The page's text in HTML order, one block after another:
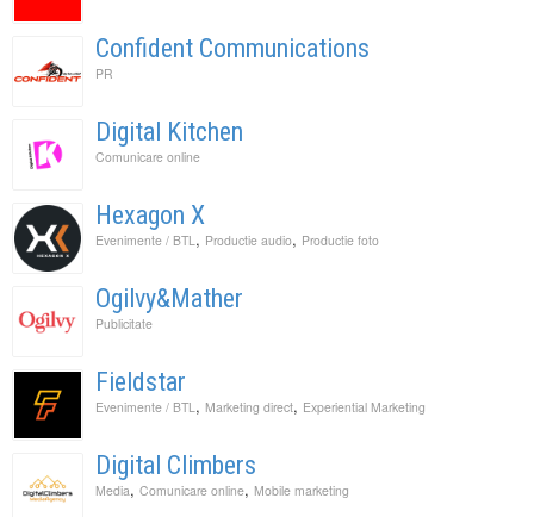
Confident Communications
PR
Digital Kitchen
Comunicare online
Hexagon X
Evenimente / BTL , Productie audio, Productie foto
Ogilvy&Mather
Publicitate
Fieldstar
Evenimente / BTL , Marketing direct, Experiential Marketing
Digital Climbers
Media, Comunicare online, Mobile marketing